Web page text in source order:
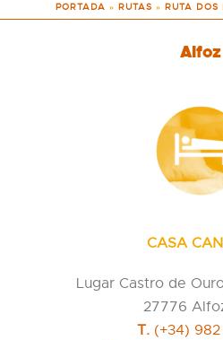
PORTADA » RUTAS » RUTA DOS
Alfoz
CASA
Lugar Castro de
27776
T. (+34)